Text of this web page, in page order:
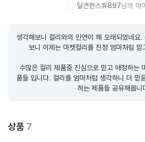
달큰한스튜897님의 마
생각해보니 컬리와의 인연이 꽤 오래되었네요
보니 이제는 마켓컬리를 친정 엄마처림
수많은 컬리 제품중 진심으로 믿고 애정하는
품들 입니다. 컬리를 엄마처럼 생각하니 더 믿
하는 제품들 공유해봅니
상품 7